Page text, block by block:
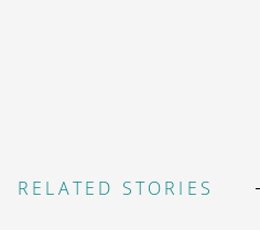
RELATED STORIES